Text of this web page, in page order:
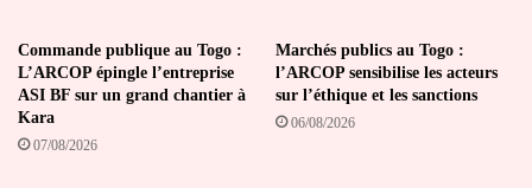
Commande publique au Togo :
L’ARCOP épingle l’entreprise
ASI BF sur un grand chantier à
Kara
07/08/2026
Marchés publics au Togo :
l’ARCOP sensibilise les acteurs
sur l’éthique et les sanctions
06/08/2026